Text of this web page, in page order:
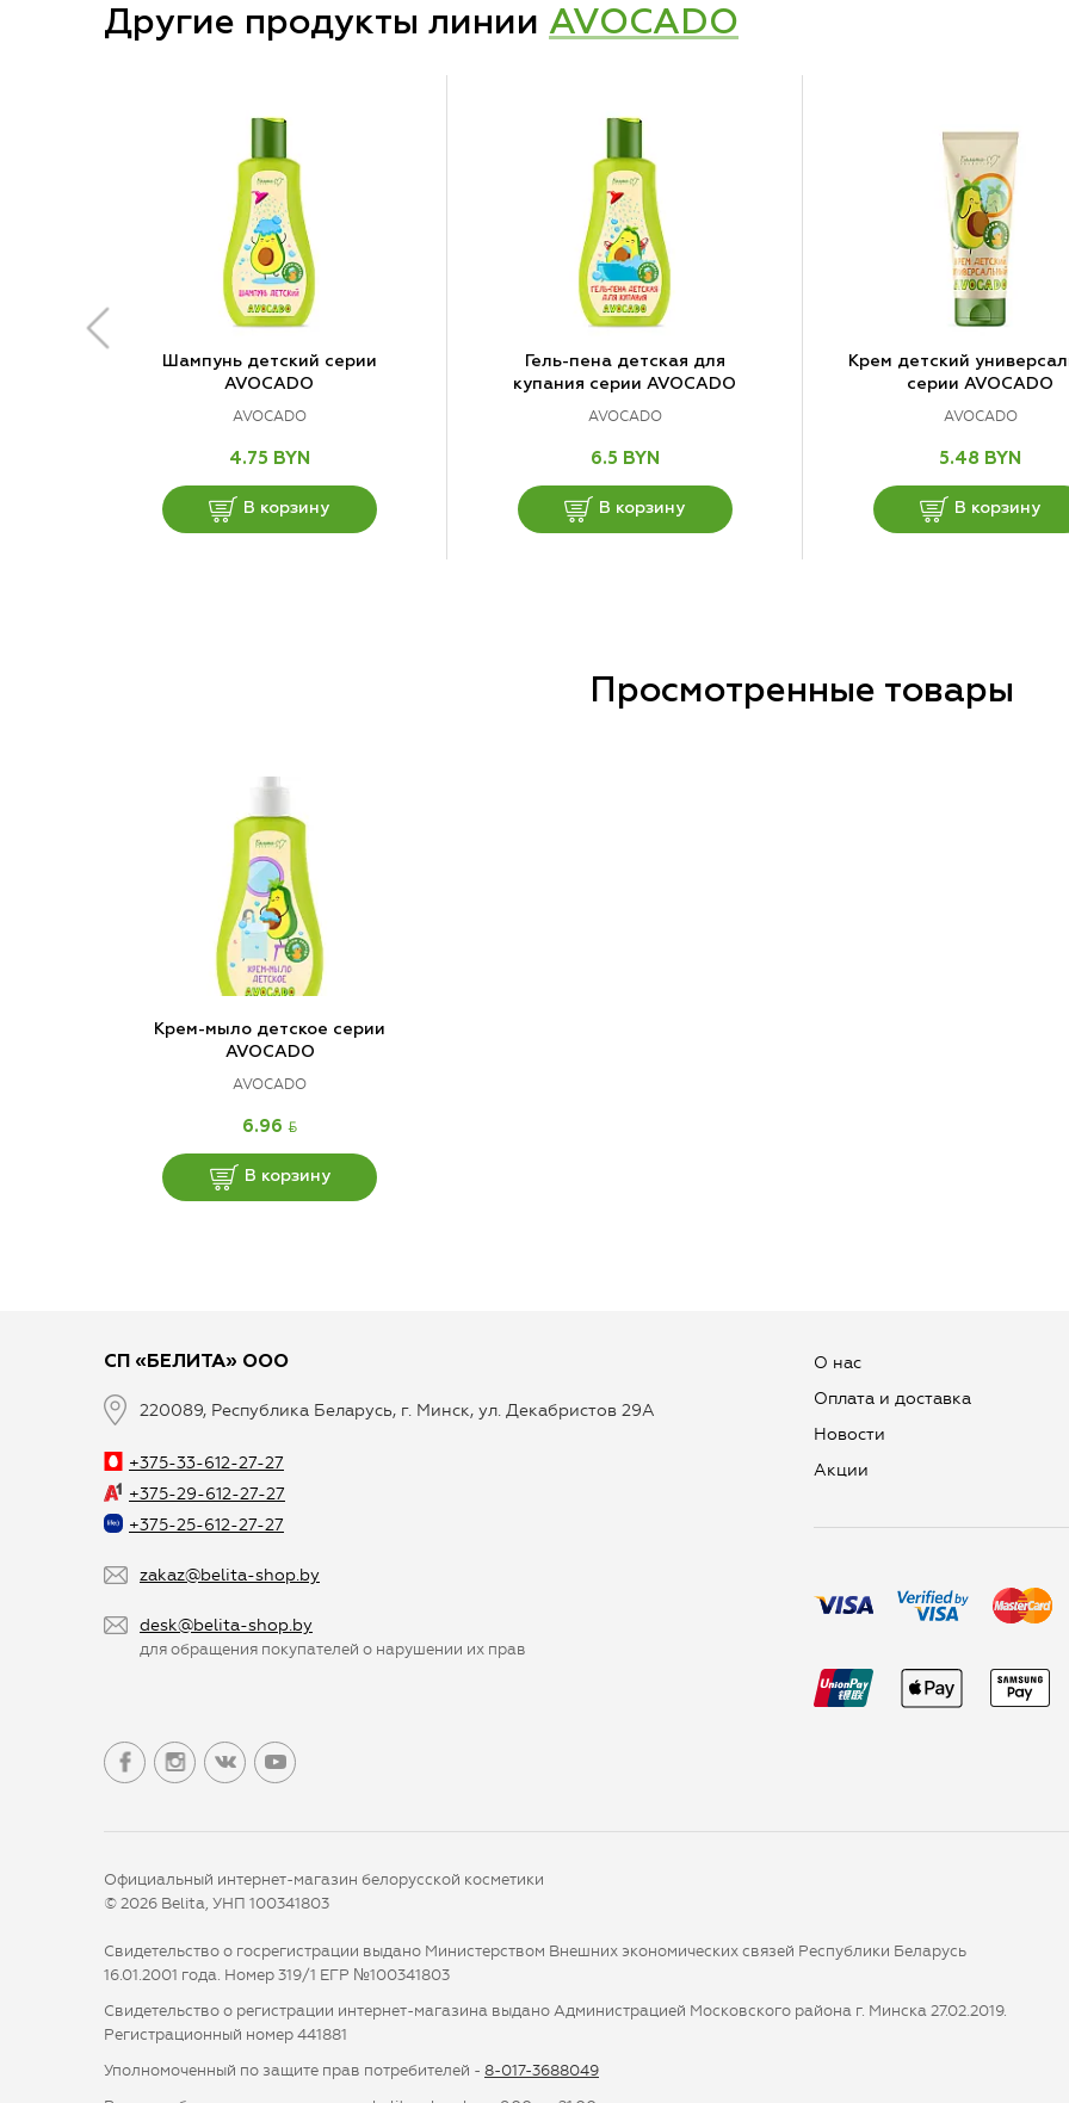
Другие продукты линии AVOCADO
Шампунь детский серии
AVOCADO
AVOCADO
4.75 BYN
В корзину
Гель-пена детская для
купания серии AVOCADO
AVOCADO
6.5 BYN
В корзину
Крем детский
серии AVOCADO
AVOCADO
5.48 BYN
В корзину
Просмотренные товары
Крем-мыло детское серии
AVOCADO
AVOCADO
6.96 BYN
В корзину
СП «БЕЛИТА» ООО
220089, Республика Беларусь, г. Минск, ул. Декабристов 29А
+375-33-612-27-27
+375-29-612-27-27
+375-25-612-27-27
zakaz@belita-shop.by
desk@belita-shop.by
для обращения покупателей о нарушении их прав
О нас
Оплата и доставка
Новости
Aкции
Официальный интернет-магазин белорусской косметики
© 2026 Belita, УНП 100341803
Свидетельство о госрегистрации выдано Министерством Внешних экономических связей Республики Беларусь
16.01.2001 года. Номер 319/1 ЕГР №100341803
Свидетельство о регистрации интернет-магазина выдано Администрацией Московского района г. Минска 27.02.2019.
Регистрационный номер 441881
Уполномоченный по защите прав потребителей - 8-017-3688049